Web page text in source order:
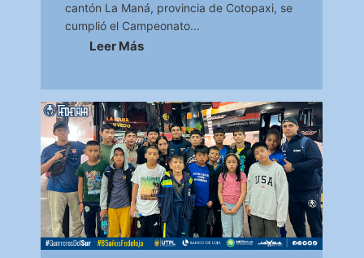
cantón La Maná, provincia de Cotopaxi, se
cumplió el Campeonato...
Leer Más